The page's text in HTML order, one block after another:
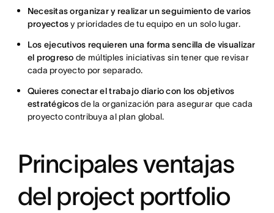
Necesitas organizar y realizar un seguimiento de varios
proyectosy prioridades de tu equipo en un solo lugar.
Los ejecutivos requieren una forma sencilla de visualizar
el progreso de múltiples iniciativas sin tener que revisar
cada proyecto por separado.
Quieres conectar el trabajo diario con los objetivos
estratégicosde la organización para asegurar que cada
proyecto contribuya al plan global.
Principales ventajas
del project portfolio